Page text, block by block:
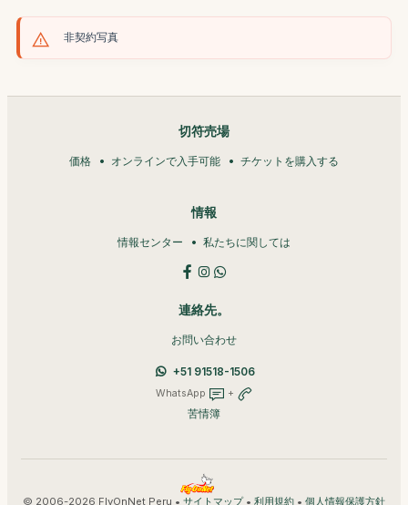
非契約写真
切符売場
価格 オンラインで入手可能 チケットを購入する
情報
情報センター 私たちに関しては
連絡先。
お問い合わせ
+51 91518-1506
WhatsApp +
苦情簿
© 2006-2026 FlyOnNet Peru • サイトマップ• 利用規約 • 個人情報保護方針